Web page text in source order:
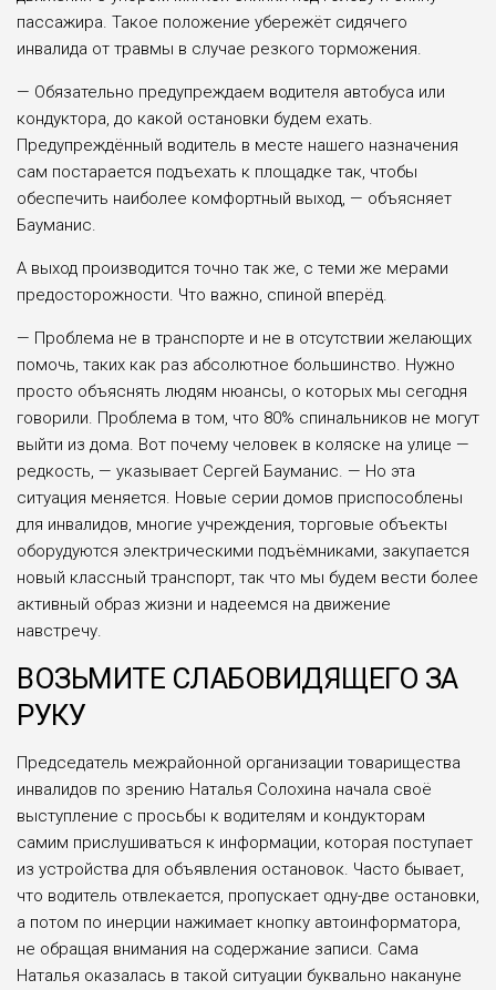
пассажира. Такое положение убережёт сидячего
инвалида от травмы в случае резкого торможения.
— Обязательно предупреждаем водителя автобуса или
кондуктора, до какой остановки будем ехать.
Предупреждённый водитель в месте нашего назначения
сам постарается подъехать к площадке так, чтобы
обеспечить наиболее комфортный выход, — объясняет
Бауманис.
А выход производится точно так же, с теми же мерами
предосторожности. Что важно, спиной вперёд.
— Проблема не в транспорте и не в отсутствии желающих
помочь, таких как раз абсолютное большинство. Нужно
просто объяснять людям нюансы, о которых мы сегодня
говорили. Проблема в том, что 80% спинальников не могут
выйти из дома. Вот почему человек в коляске на улице —
редкость, — указывает Сергей Бауманис. — Но эта
ситуация меняется. Новые серии домов приспособлены
для инвалидов, многие учреждения, торговые объекты
оборудуются электрическими подъёмниками, закупается
новый классный транспорт, так что мы будем вести более
активный образ жизни и надеемся на движение
навстречу.
ВОЗЬМИТЕ СЛАБОВИДЯЩЕГО ЗА
РУКУ
Председатель межрайонной организации товарищества
инвалидов по зрению Наталья Солохина начала своё
выступление с просьбы к водителям и кондукторам
самим прислушиваться к информации, которая поступает
из устройства для объявления остановок. Часто бывает,
что водитель отвлекается, пропускает одну-две остановки,
а потом по инерции нажимает кнопку автоинформатора,
не обращая внимания на содержание записи. Сама
Наталья оказалась в такой ситуации буквально накануне